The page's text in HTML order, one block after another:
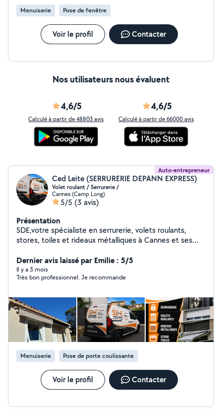
Menuiserie Pose de fenêtre
Voir le profil Contacter
Nos utilisateurs nous évaluent
4,6/5
Calculé à partir de 48803 avis
4,6/5
Calculé à partir de 66000 avis
Auto-entrepreneur
Ced Leite (SERRURERIE DEPANN EXPRESS)
Volet roulant / Serrurerie /
Cannes (Camp Long)
5/5 (3 avis)
Présentation
SDE,votre spécialiste en serrurerie, volets roulants,
stores, toiles et rideaux métalliques à Cannes et ses
réactivité au service des particuliers comme des
professionnels, pour tous vos besoins d'installation,
d'entretien ou de dépannage. Intervention 24h/24 et
intervient de jour comme de nuit, weekends et jours
fériés, pour toute ouverture de porte, réparation de
serrure, ou blocage de volet roulant.
Dernier avis laissé par Emilie : 5/5
Il y a 3 mois
Très bon professionnel. Je recommande
Menuiserie Pose de porte coulissante
Voir le profil Contacter